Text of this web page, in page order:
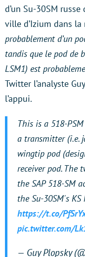
d’un Su-30SM
ville d’Izium dans
probablement d’un
tandis que le pod de
LSM1) est
Twitter l’analyste
l’appui.
This is a 518-
a transmitter (i.e.
wingtip pod
receiver pod. The
the SAP 518-SM
the Su-30SM's KS
https://t.co/
pic.twitter.com/
— Guy Plopsky